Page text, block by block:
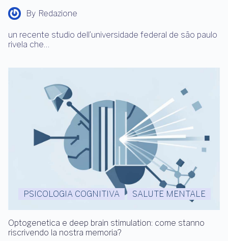
By Redazione
un recente studio dell’universidade federal de são paulo
rivela che…
PSICOLOGIA COGNITIVA SALUTE MENTALE
Optogenetica e deep brain stimulation: come stanno
riscrivendo la nostra memoria?